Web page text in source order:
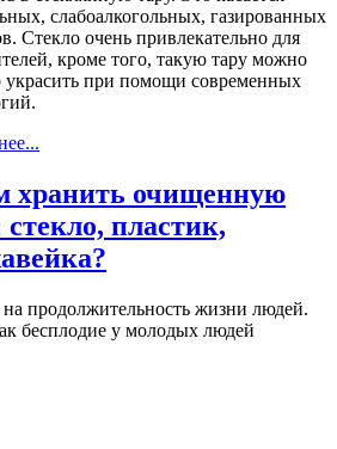
слабоалкогольных, газированных
Стекло очень привлекательно для
кроме того, такую тару можно
украсить при помощи современных
хранить очищенную
стекло, пластик,
продолжительность жизни людей.
бесплодие у молодых людей